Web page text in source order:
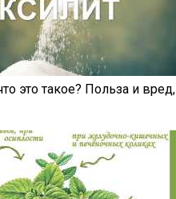
это такое? Польза и вред,